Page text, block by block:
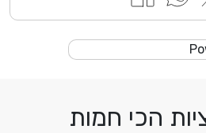
הכי חמות